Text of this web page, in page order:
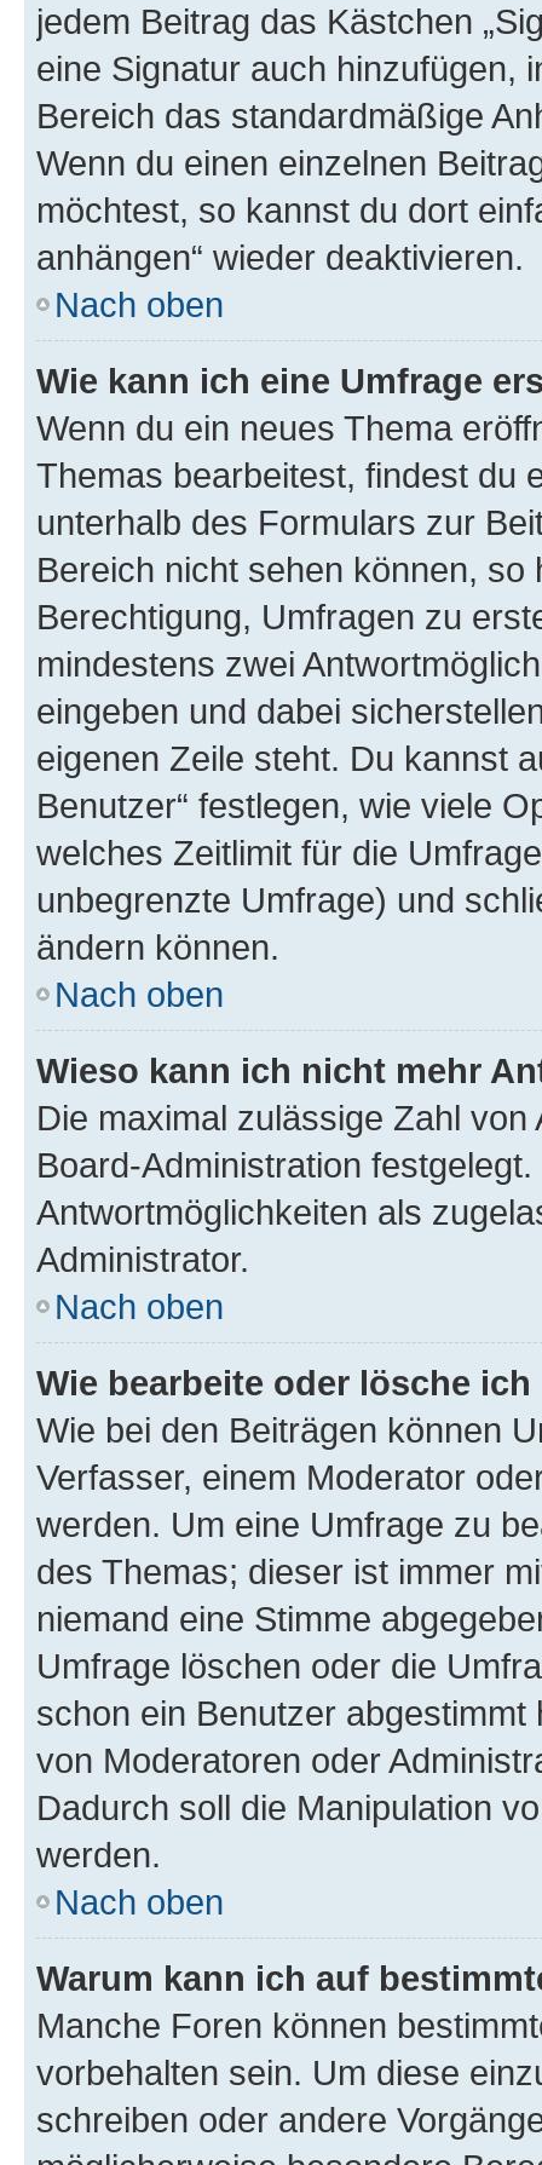
jedem Beitrag das Kästchen
eine Signatur auch hinzufügen,
Bereich das standardmäßige
Wenn du einen einzelnen
möchtest, so kannst du dort
anhängen“ wieder deaktivieren.
Nach oben
Wie kann ich eine Umfrage
Wenn du ein neues Thema
Themas bearbeitest, findest du
unterhalb des Formulars zur
Bereich nicht sehen können,
Berechtigung, Umfragen zu
mindestens zwei
eingeben und dabei
eigenen Zeile steht. Du kannst
Benutzer“ festlegen, wie viele
welches Zeitlimit für die
unbegrenzte Umfrage) und
ändern können.
Nach oben
Wieso kann ich nicht mehr
Die maximal zulässige Zahl
Board-Administration
Antwortmöglichkeiten als
Administrator.
Nach oben
Wie bearbeite oder lösche
Wie bei den Beiträgen können
Verfasser, einem Moderator
werden. Um eine Umfrage zu
des Themas; dieser ist immer
niemand eine Stimme
Umfrage löschen oder die
schon ein Benutzer
von Moderatoren oder
Dadurch soll die Manipulation
werden.
Nach oben
Warum kann ich auf
Manche Foren können
vorbehalten sein. Um diese
schreiben oder andere